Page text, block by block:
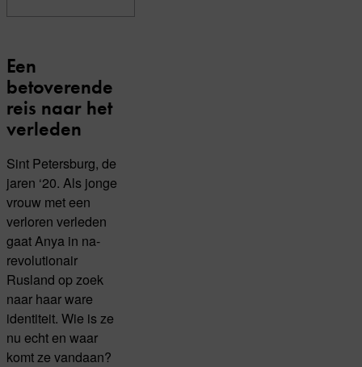
Een
betoverende
reis naar het
verleden
Sint Petersburg, de
jaren ‘20. Als jonge
vrouw met een
verloren verleden
gaat Anya in na-
revolutionair
Rusland op zoek
naar haar ware
identiteit. Wie is ze
nu echt en waar
komt ze vandaan?